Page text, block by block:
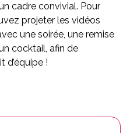
cadre convivial. Pour
projeter les vidéos
une soirée, une remise
cocktail, afin de
d’équipe !